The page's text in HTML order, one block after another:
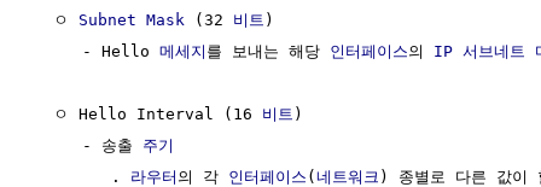
  ㅇ
Subnet Mask (32 비트 )
     - Hello
메세지 를 보내는 해당 인터페이스의 IP 서브네트
  ㅇ Hello Interval (16
비트 )
     - 송출
주기
        .
라우터 의 각 인터페이스 (네트워크 ) 종별로 다른 값이